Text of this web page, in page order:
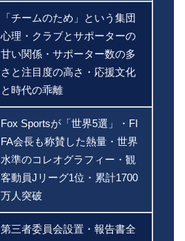
「チームのため」という集団
心理・クラブとサポーターの
甘い関係・サポーター数の多
さと注目度の高さ・応援文化
と時代の乖離
Fox Sportsが「世界5選」・FI
FA会長も称賛した熱量・世界
水準のコレオグラフィー・観
客動員Jリーグ1位・累計1700
万人突破
第三者委員会設置・報告書全